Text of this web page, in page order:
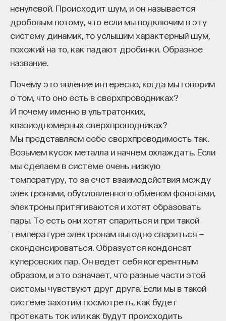
ненулевой. Происходит шум, и он называется
дробовым потому, что если мы подключим в эту
систему динамик, то услышим характерный шум,
похожий на то, как падают дробинки. Образное
название.
Почему это явление интересно, когда мы говорим
о том, что оно есть в сверхпроводниках?
И почему именно в ультратонких,
квазиодномерных сверхпроводниках?
Мы представляем себе сверхпроводимость так.
Возьмем кусок металла и начнем охлаждать. Если
мы сделаем в системе очень низкую
температуру, то за счет взаимодействия между
электронами, обусловленного обменом фононами,
электроны притягиваются и хотят образовать
пары. То есть они хотят спариться и при такой
температуре электронам выгодно спариться —
сконденсироваться. Образуется конденсат
куперовских пар. Он ведет себя когерентным
образом, и это означает, что разные части этой
системы чувствуют друг друга. Если мы в такой
системе захотим посмотреть, как будет
протекать ток или как будут происходить
3/10/2025
НАПИСАТЬ НАМ
НАД МАТЕРИАЛОМ РАБОТАЛИ
Михаил Полуэктов
кандидат медицинских наук, доцент Первого
МГМУ им. И. М. Сеченова
650 публикаций
МЕДИЦИНА
БЕССОННИЦА ЕСТЕСТВЕННЫЕ НАУКИ
ЖУРНАЛ